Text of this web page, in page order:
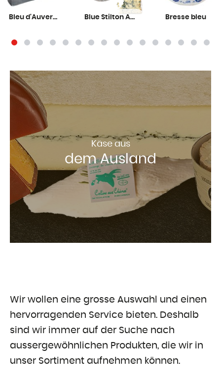
Bleu d'Auvergne AOP Dischamp Blue Stilton AOP Bresse bleu
Käse aus
dem Ausland
Wir wollen eine grosse Auswahl und einen
hervorragenden Service bieten. Deshalb
sind wir immer auf der Suche nach
aussergewöhnlichen Produkten, die wir in
unser Sortiment aufnehmen können.